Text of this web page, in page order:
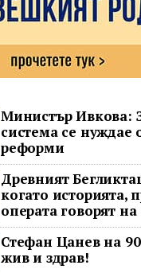
Министър Ивкова:
система се нуждае
реформи
Древният
когато историята,
операта говорят
Стефан Цанев на
жив и здрав!